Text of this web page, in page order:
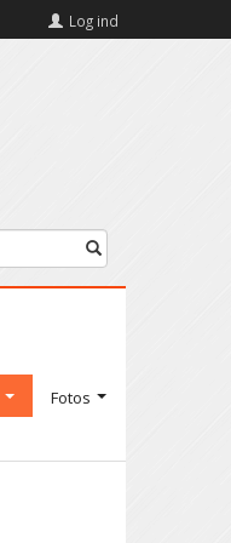
Log ind
Fotos